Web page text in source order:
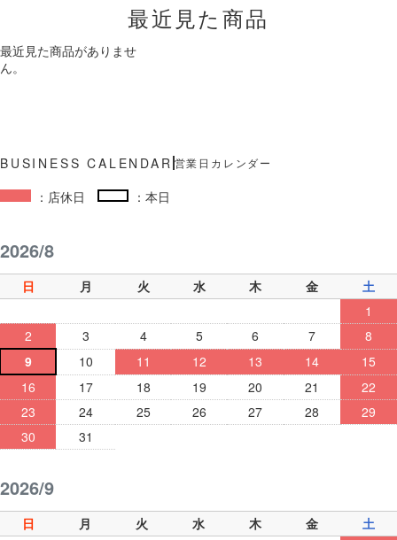
最近見た商品
最近見た商品がありませ
ん。
営業日カレンダー
：店休日 ：本日
2026/8
日 月 火 水 木 金
土
1
2
3 4 5 6 7
8
9
10 11 12 13 14
15
16
17 18 19 20 21
22
23
24 25 26 27 28
29
30
31
2026/9
日 月 火 水 木 金
土